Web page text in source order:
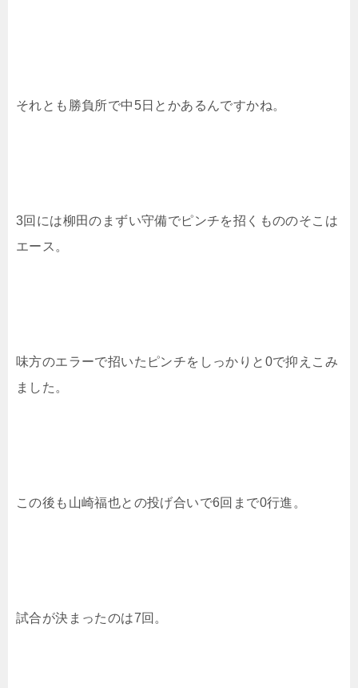
それとも勝負所で中5日とかあるんですかね。
3回には柳田のまずい守備でピンチを招くもののそこは
エース。
味方のエラーで招いたピンチをしっかりと0で抑えこみ
ました。
この後も山崎福也との投げ合いで6回まで0行進。
試合が決まったのは7回。